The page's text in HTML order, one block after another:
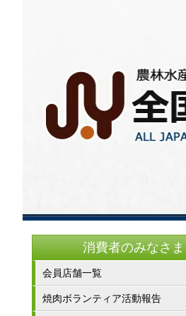
消費者のみなさま
会員店舗一覧
焼肉ボランティア活動報告